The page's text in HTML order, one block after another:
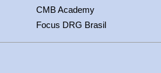
CMB Academy
Focus DRG Brasil